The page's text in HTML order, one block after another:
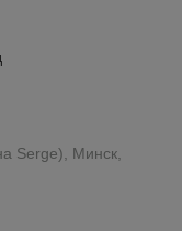
Serge), Минск,